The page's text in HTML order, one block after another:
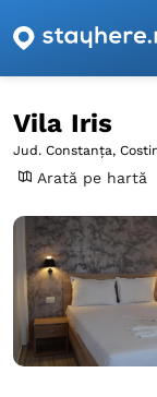
Pagina principală
Vila Iris
Jud. Constanța,
Arată pe hartă